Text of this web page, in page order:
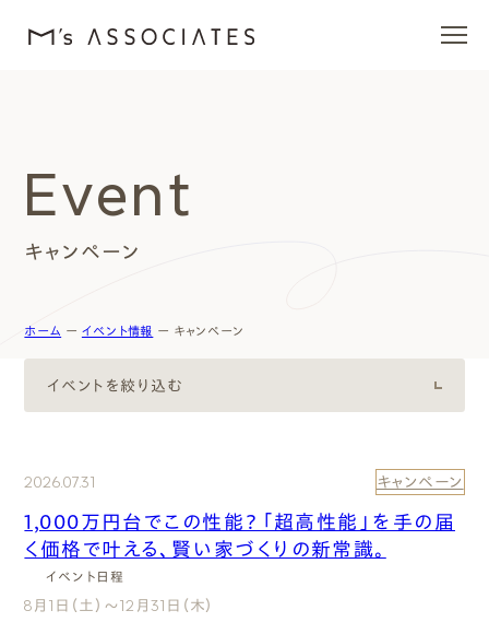
ラインナップ
エムズを愛する人たち
イベント・ブログ
エムズのこと
［受付時間］ 9:00～18:00
キャンペーン
Event
ホーム ー イベント情報 ー キャンペーン
2026.07.31 キャンペーン
1,000万円台でこの性能？「超高性能」を手の届
く価格で叶える、賢い家づくりの新常識。
イベント日程
8月1日（土）～12月31日（木）
イベントを絞り込む
Category
見学会
完成見学会
暮らし見学会
構造見学会（性能見学会）